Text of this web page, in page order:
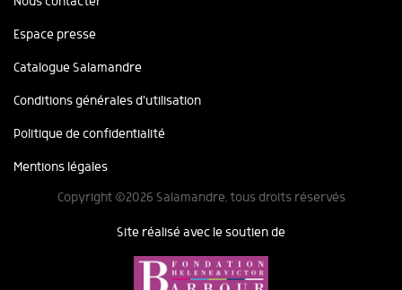
Espace presse
Catalogue Salamandre
Conditions générales d'utilisation
Politique de confidentialité
Mentions légales
Copyright ©2026 Salamandre, tous droits réservés
Site réalisé avec le soutien de